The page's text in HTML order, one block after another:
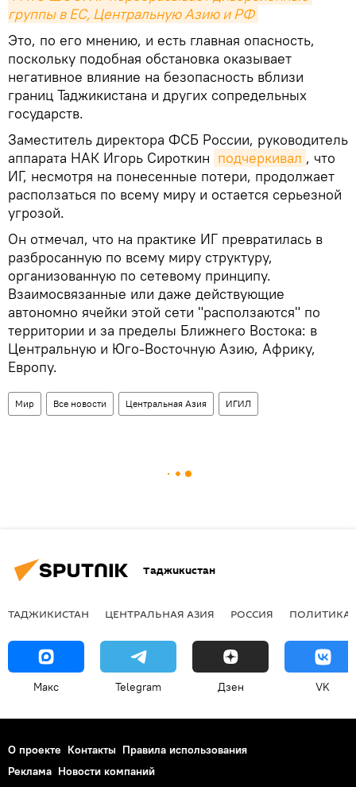
группы в ЕС, Центральную Азию и РФ
Это, по его мнению, и есть главная опасность,
поскольку подобная обстановка оказывает
негативное влияние на безопасность вблизи
границ Таджикистана и других сопредельных
государств.
Заместитель директора ФСБ России, руководитель
аппарата НАК Игорь Сироткин подчеркивал , что
ИГ, несмотря на понесенные потери, продолжает
расползаться по всему миру и остается серьезной
угрозой.
Он отмечал, что на практике ИГ превратилась в
разбросанную по всему миру структуру,
организованную по сетевому принципу.
Взаимосвязанные или даже действующие
автономно ячейки этой сети "расползаются" по
территории и за пределы Ближнего Востока: в
Центральную и Юго-Восточную Азию, Африку,
Европу.
Мир Все новости Центральная Азия ИГИЛ
Таджикистан
ТАДЖИКИСТАН ЦЕНТРАЛЬНАЯ АЗИЯ РОССИЯ ПОЛИТИКА
Макс Telegram Дзен VK
О проекте Контакты Правила использования
Реклама Новости компаний